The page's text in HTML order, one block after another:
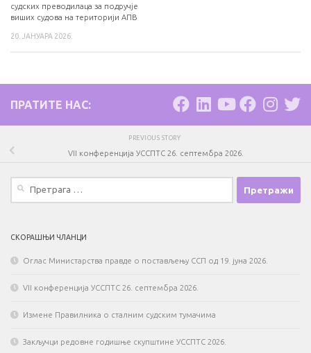
судских преводилаца за подручје
виших судова на територији АПВ
20. ЈАНУАРА 2026.
ПРАТИТЕ НАС:
PREVIOUS STORY
VII конференција УССПТС 26. септембра 2026.
Претрага
СКОРАШЊИ ЧЛАНЦИ
Оглас Министарства правде о постављењу ССП од 19. јуна 2026.
VII конференција УССПТС 26. септембра 2026.
Измене Правилника о сталним судским тумачима
Закључци редовне годишње скупштине УССПТС 2026.